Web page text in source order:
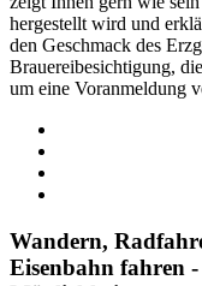
hergestellt wird und
den Geschmack des
Brauereibesichtigung,
um eine Voranmeldung
Wandern,
Eisenbahn fahren